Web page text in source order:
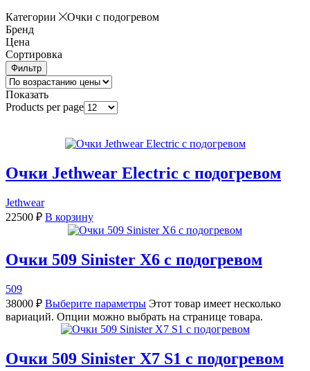
Категории
Очки с подогревом
Бренд
Цена
Сортировка
Фильтр
Показать
Products per page
Очки Jethwear Electric с подогревом
Jethwear
22500 ₽ В корзину
Очки 509 Sinister X6 с подогревом
509
38000 ₽ Выберите параметры Этот товар имеет несколько
вариаций. Опции можно выбрать на странице товара.
Очки 509 Sinister X7 S1 с подогревом